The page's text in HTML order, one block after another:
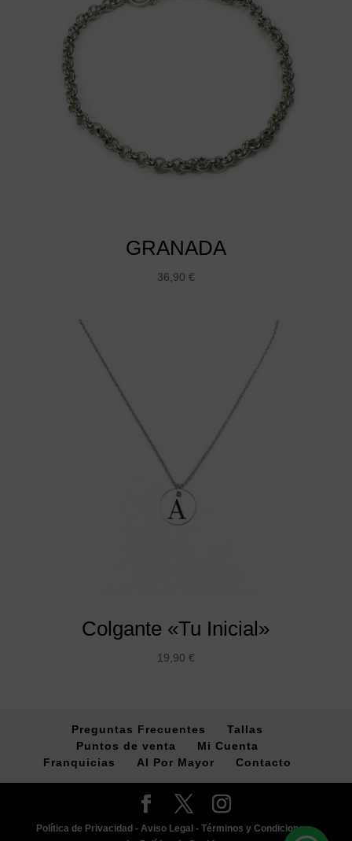
GRANADA
36,90 €
Colgante «Tu Inicial»
19,90 €
Preguntas Frecuentes
Tallas
Puntos de venta
Mi Cuenta
Franquicias
Al Por Mayor Contacto
Política de Privacidad - Aviso Legal -Términos y Condiciones -